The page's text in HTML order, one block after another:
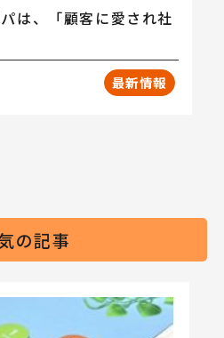
は、「顧客に愛され社
最新情報
の記事